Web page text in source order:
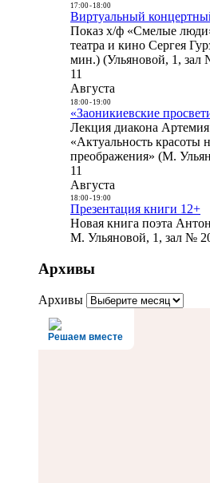
17:00- 18:00
Виртуальный
Показ х/ф «Смелые
театра и кино Сергея
мин.) (Ульяновой, 1, зал
11
Августа
18:00- 19:00
«Заоникиевские
Лекция диакона
«Актуальность красоты
преображения» (М.
11
Августа
18:00- 19:00
Презентация книги 12+
Новая книга поэта
М. Ульяновой, 1, зал №
Архивы
Архивы
Решаем вместе